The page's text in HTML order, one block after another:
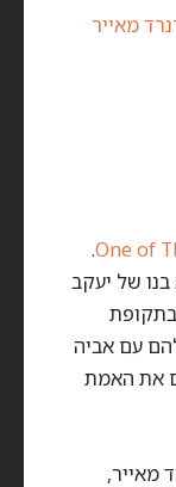
מאייר
.
של יעקב
בתקופת
עם אביה
את האמת
מאייר,